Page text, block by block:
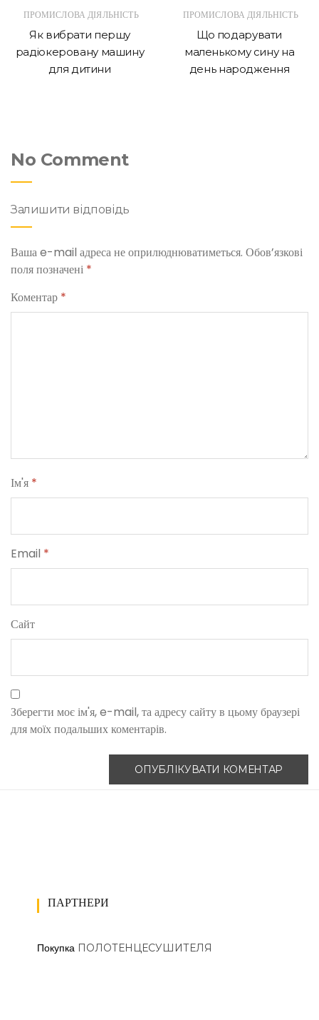
ПРОМИСЛОВА ДІЯЛЬНІСТЬ
Як вибрати першу
радіокеровану машину
для дитини
ПРОМИСЛОВА ДІЯЛЬНІСТЬ
Що подарувати
маленькому сину на
день народження
No Comment
Залишити відповідь
Ваша e-mail адреса не оприлюднюватиметься. Обов’язкові
поля позначені *
Коментар *
Ім'я *
Email *
Сайт
Зберегти моє ім'я, e-mail, та адресу сайту в цьому браузері
для моїх подальших коментарів.
ПАРТНЕРИ
Покупка ПОЛОТЕНЦЕСУШИТЕЛЯ